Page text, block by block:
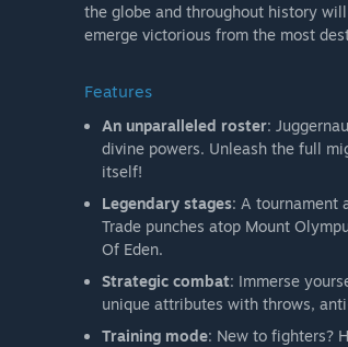
the globe and throughout history
emerge victorious from the most
Features
An unparalleled roster:
divine powers. Unleash the full
itself!
Legendary stages: A tournament
Trade punches atop Mount
Of Eden.
Strategic combat: Immerse
unique attributes with throws,
Training mode: New to fighters?